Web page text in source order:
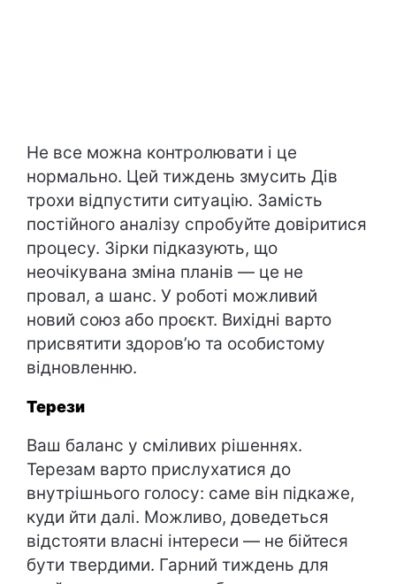
Не все можна контролювати і це
нормально. Цей тиждень змусить Дів
трохи відпустити ситуацію. Замість
постійного аналізу спробуйте довіритися
процесу. Зірки підказують, що
неочікувана зміна планів — це не
провал, а шанс. У роботі можливий
новий союз або проєкт. Вихідні варто
присвятити здоров’ю та особистому
відновленню.
Терези
Ваш баланс у сміливих рішеннях.
Терезам варто прислухатися до
внутрішнього голосу: саме він підкаже,
куди йти далі. Можливо, доведеться
відстояти власні інтереси — не бійтеся
бути твердими. Гарний тиждень для